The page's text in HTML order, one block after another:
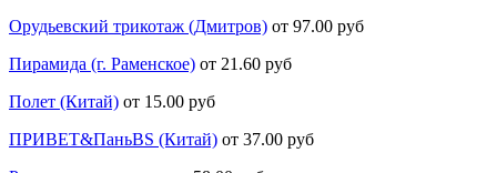
Орудьевский трикотаж (Дмитров) от 97.00 руб
Пирамида (г. Раменское) от 21.60 руб
Полет (Китай) от 15.00 руб
ПРИВЕТ&ПаньBS (Китай) от 37.00 руб